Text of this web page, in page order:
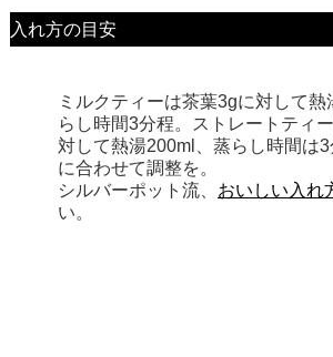
入れ方の目安
ミルクティーは茶葉3gに対して熱
らし時間3分程。ストレートティ
対して熱湯200ml、蒸らし時間は
に合わせて調整を。
シルバーポット流、 おいしい入れ
い。